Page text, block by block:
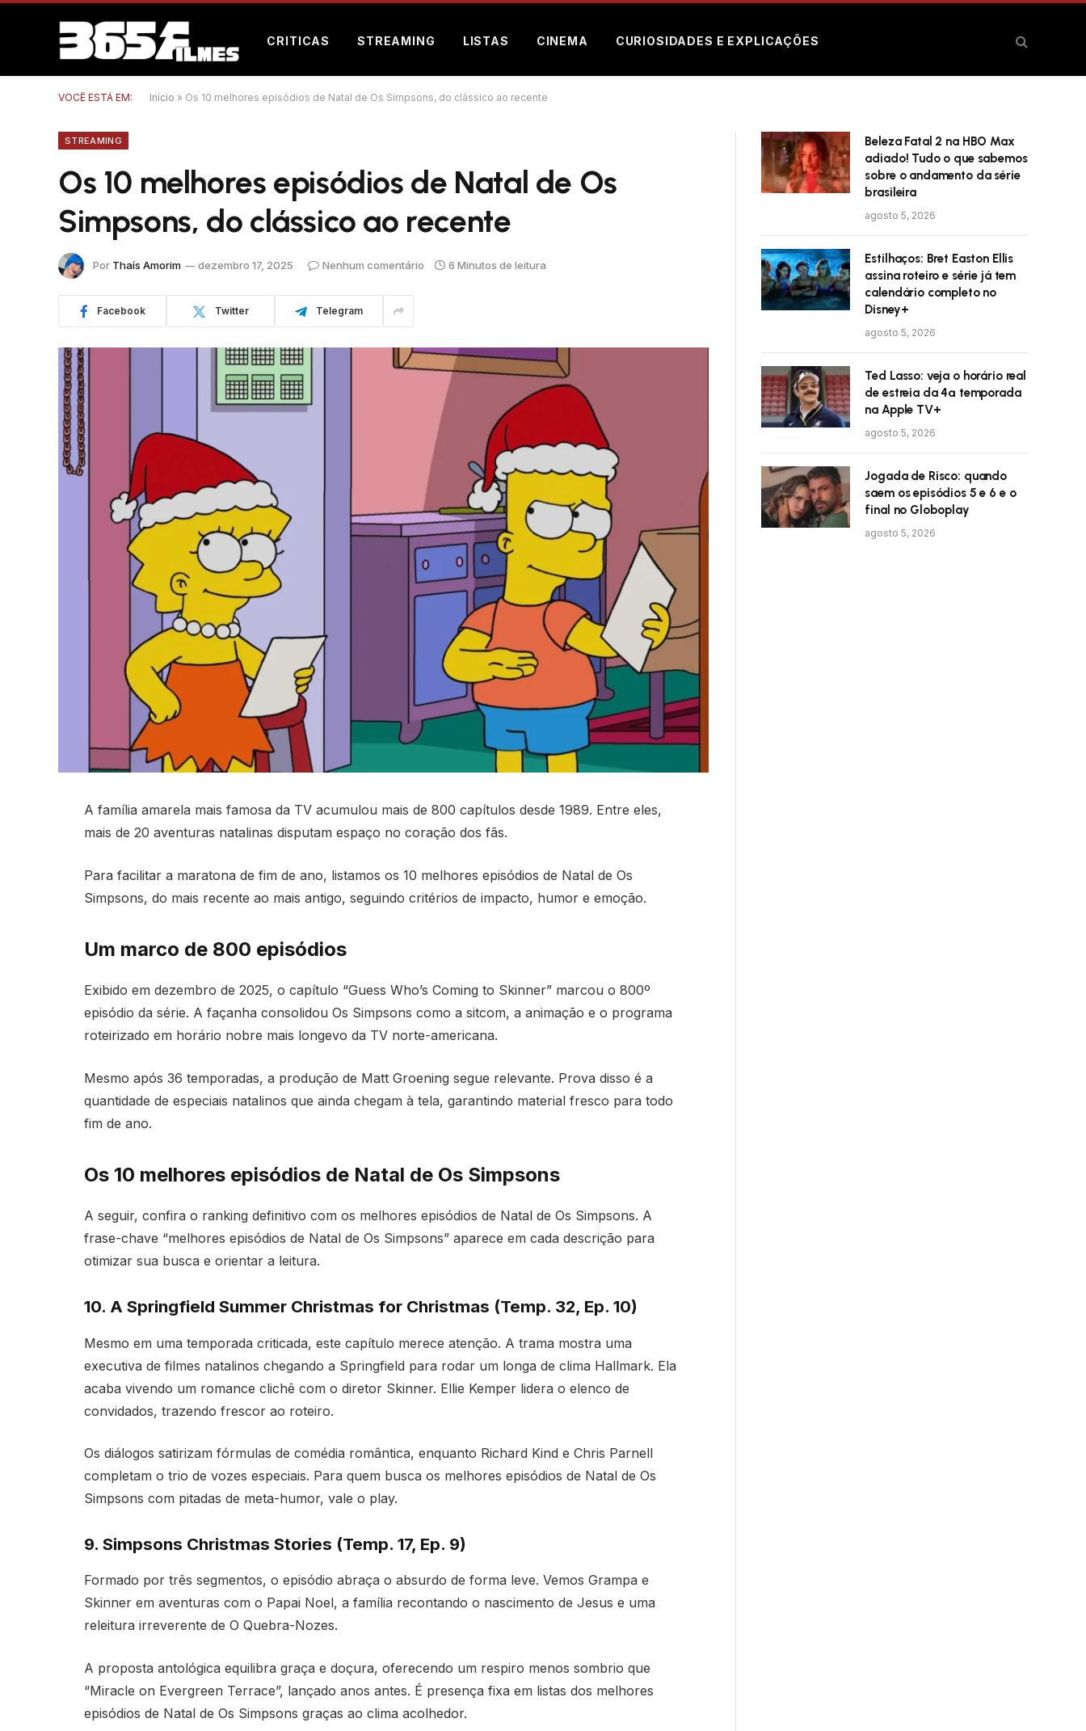
CRITICAS STREAMING LISTAS CINEMA CURIOSIDADES E EXPLICAÇÕES
VOCÊ ESTÁ EM: Início » Os 10 melhores episódios de Natal de Os Simpsons, do clássico ao recente
STREAMING
Os 10 melhores episódios de Natal de Os
Simpsons, do clássico ao recente
Por Thaís Amorim dezembro 17, 2025 Nenhum comentário 6 Minutos de leitura
Facebook Twitter Telegram
A família amarela mais famosa da TV acumulou mais de 800 capítulos desde 1989. Entre eles,
mais de 20 aventuras natalinas disputam espaço no coração dos fãs.
Para facilitar a maratona de fim de ano, listamos os 10 melhores episódios de Natal de Os
Simpsons, do mais recente ao mais antigo, seguindo critérios de impacto, humor e emoção.
Um marco de 800 episódios
Exibido em dezembro de 2025, o capítulo “Guess Who’s Coming to Skinner” marcou o 800º
episódio da série. A façanha consolidou Os Simpsons como a sitcom, a animação e o programa
roteirizado em horário nobre mais longevo da TV norte-americana.
Mesmo após 36 temporadas, a produção de Matt Groening segue relevante. Prova disso é a
quantidade de especiais natalinos que ainda chegam à tela, garantindo material fresco para todo
fim de ano.
Os 10 melhores episódios de Natal de Os Simpsons
A seguir, confira o ranking definitivo com os melhores episódios de Natal de Os Simpsons. A
frase-chave “melhores episódios de Natal de Os Simpsons” aparece em cada descrição para
otimizar sua busca e orientar a leitura.
10. A Springfield Summer Christmas for Christmas (Temp. 32, Ep. 10)
Mesmo em uma temporada criticada, este capítulo merece atenção. A trama mostra uma
executiva de filmes natalinos chegando a Springfield para rodar um longa de clima Hallmark. Ela
acaba vivendo um romance clichê com o diretor Skinner. Ellie Kemper lidera o elenco de
convidados, trazendo frescor ao roteiro.
Os diálogos satirizam fórmulas de comédia romântica, enquanto Richard Kind e Chris Parnell
completam o trio de vozes especiais. Para quem busca os melhores episódios de Natal de Os
Simpsons com pitadas de meta-humor, vale o play.
9. Simpsons Christmas Stories (Temp. 17, Ep. 9)
Formado por três segmentos, o episódio abraça o absurdo de forma leve. Vemos Grampa e
Skinner em aventuras com o Papai Noel, a família recontando o nascimento de Jesus e uma
releitura irreverente de O Quebra-Nozes.
A proposta antológica equilibra graça e doçura, oferecendo um respiro menos sombrio que
“Miracle on Evergreen Terrace”, lançado anos antes. É presença fixa em listas dos melhores
episódios de Natal de Os Simpsons graças ao clima acolhedor.
Beleza Fatal 2 na HBO Max
adiado! Tudo o que sabemos
sobre o andamento da série
brasileira
agosto 5, 2026
Estilhaços: Bret Easton Ellis
assina roteiro e série já tem
calendário completo no
Disney+
agosto 5, 2026
Ted Lasso: veja o horário real
de estreia da 4ª temporada
na Apple TV+
agosto 5, 2026
Jogada de Risco: quando
saem os episódios 5 e 6 e o
final no Globoplay
agosto 5, 2026